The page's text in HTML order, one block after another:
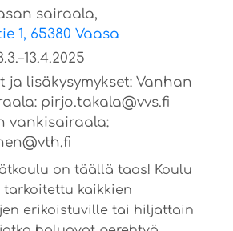
sairaala,
1, 65380 Vaasa
ja lisäkysymykset: Vanhan
pirjo.takala@vvs.fi
vankisairaala:
on täällä taas! Koulu
kaikkien
erikoistuville tai hiljattain